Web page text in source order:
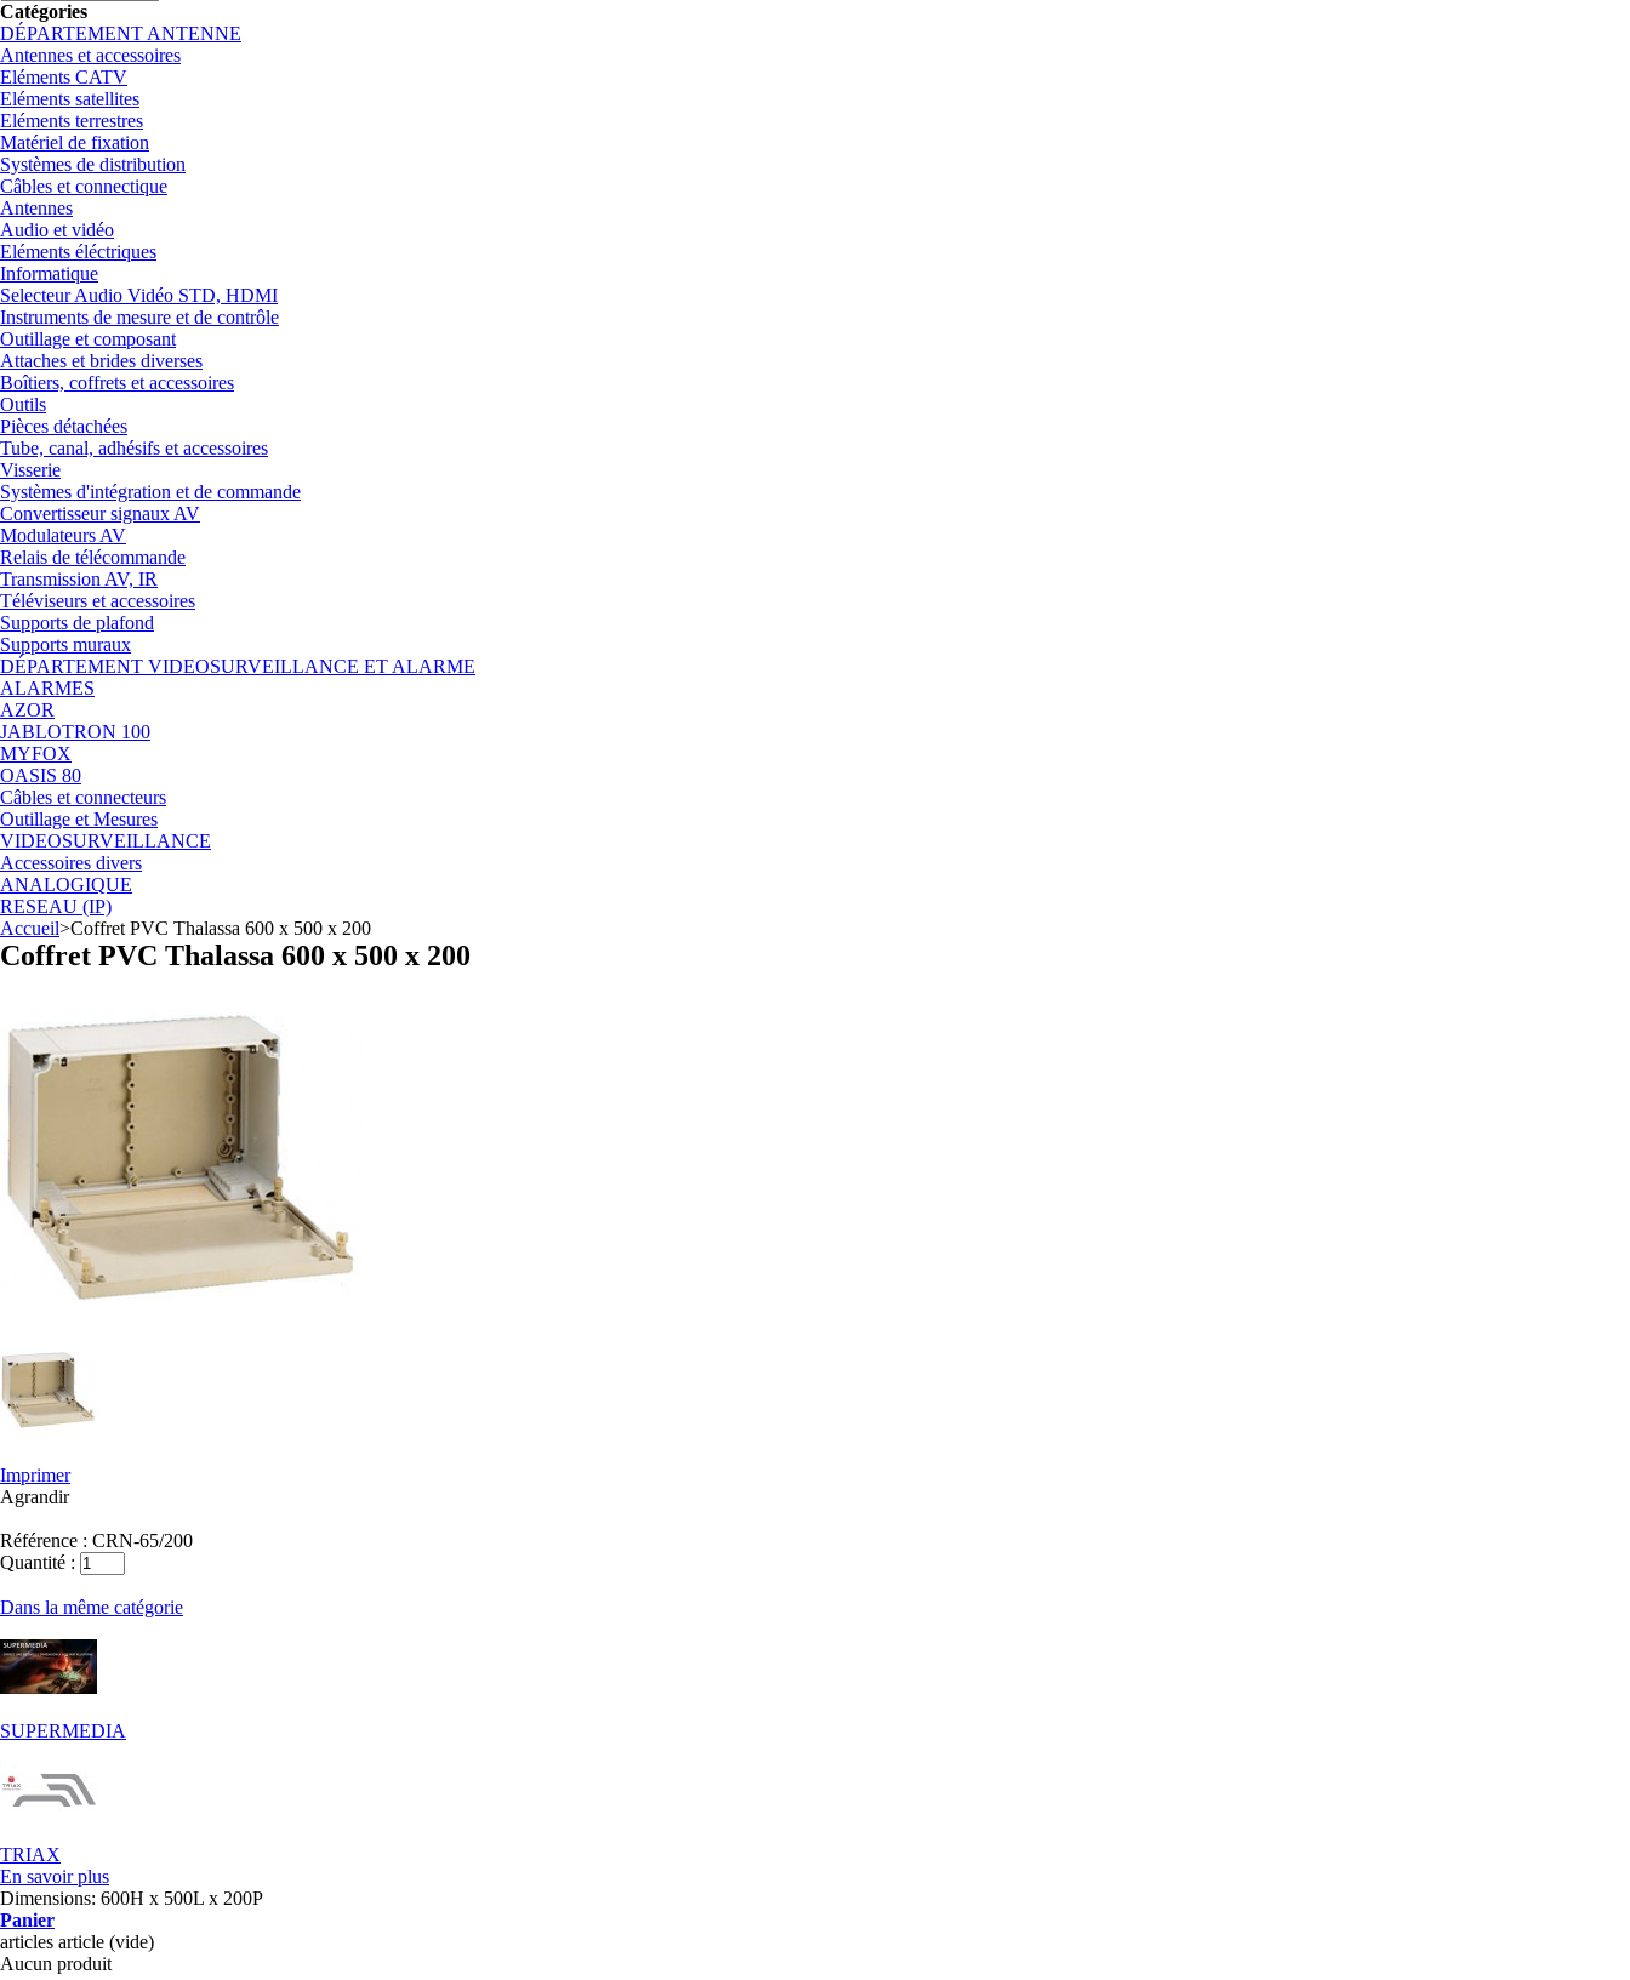
Catégories
DÉPARTEMENT ANTENNE
Antennes et accessoires
Eléments CATV
Eléments satellites
Eléments terrestres
Matériel de fixation
Systèmes de distribution
Câbles et connectique
Antennes
Audio et vidéo
Eléments éléctriques
Informatique
Selecteur Audio Vidéo STD, HDMI
Instruments de mesure et de contrôle
Outillage et composant
Attaches et brides diverses
Boîtiers, coffrets et accessoires
Outils
Pièces détachées
Tube, canal, adhésifs et accessoires
Visserie
Systèmes d'intégration et de commande
Convertisseur signaux AV
Modulateurs AV
Relais de télécommande
Transmission AV, IR
Téléviseurs et accessoires
Supports de plafond
Supports muraux
DÉPARTEMENT VIDEOSURVEILLANCE ET ALARME
ALARMES
AZOR
JABLOTRON 100
MYFOX
OASIS 80
Câbles et connecteurs
Outillage et Mesures
VIDEOSURVEILLANCE
Accessoires divers
ANALOGIQUE
RESEAU (IP)
Accueil>Coffret PVC Thalassa 600 x 500 x 200
Coffret PVC Thalassa 600 x 500 x 200
Imprimer
Agrandir
Référence : CRN-65/200
Quantité :
Dans la même catégorie
SUPERMEDIA
TRIAX
En savoir plus
Dimensions: 600H x 500L x 200P
Panier
articles article (vide)
Aucun produit